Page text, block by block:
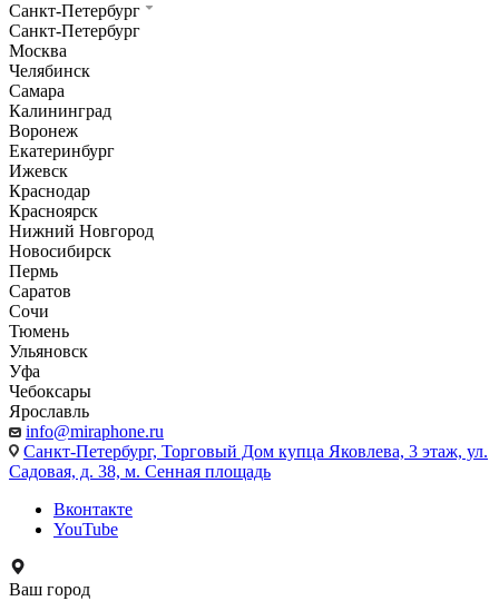
Санкт-Петербург
Санкт-Петербург
Москва
Челябинск
Самара
Калининград
Воронеж
Екатеринбург
Ижевск
Краснодар
Красноярск
Нижний Новгород
Новосибирск
Пермь
Саратов
Сочи
Тюмень
Ульяновск
Уфа
Чебоксары
Ярославль
info@miraphone.ru
Санкт-Петербург, Торговый Дом купца Яковлева, 3 этаж, ул.
Садовая, д. 38, м. Сенная площадь
Вконтакте
YouTube
Ваш город